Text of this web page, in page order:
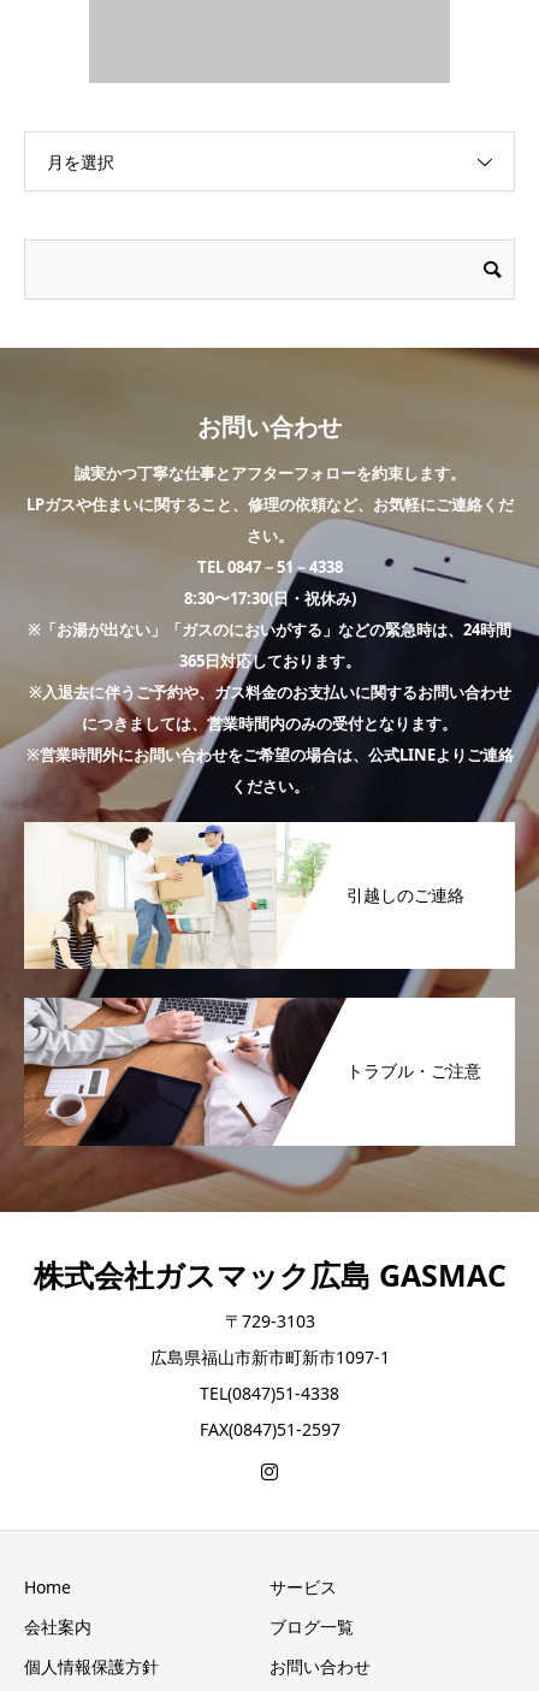
月を選択
お問い合わせ
誠実かつ丁寧な仕事とアフターフォローを約束します。
LPガスや住まいに関すること、修理の依頼など、お気軽にご連絡くだ
さい。
TEL 0847－51－4338
8:30〜17:30(日・祝休み)
※「お湯が出ない」「ガスのにおいがする」などの緊急時は、24時間
365日対応しております。
※入退去に伴うご予約や、ガス料金のお支払いに関するお問い合わせ
につきましては、営業時間内のみの受付となります。
※営業時間外にお問い合わせをご希望の場合は、公式LINEよりご連絡
ください。
引越しのご連絡
トラブル・ご注意
株式会社ガスマック広島 GASMAC
〒729-3103
広島県福山市新市町新市1097-1
TEL(0847)51-4338
FAX(0847)51-2597
Home
サービス
会社案内
ブログ一覧
個人情報保護方針
お問い合わせ